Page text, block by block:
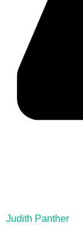
Judith Panther